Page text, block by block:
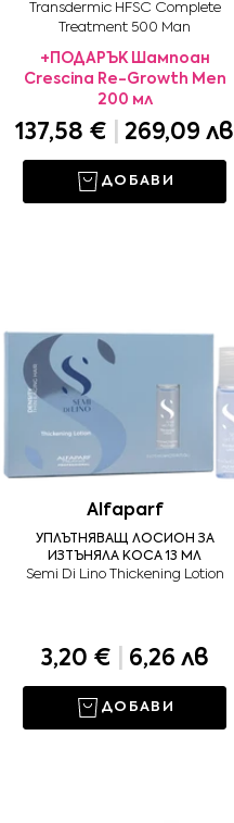
Transdermic HFSC Complete
Treatment 500 Man
+ПОДАРЪК Шампоан
Crescina Re-Growth Men
200 мл
137,58 € 269,09 лв
ДОБАВИ
Alfaparf
УПЛЪТНЯВАЩ ЛОСИОН ЗА
ИЗТЪНЯЛА КОСА 13 МЛ
Semi Di Lino Thickening Lotion
3,20 € 6,26 лв
ДОБАВИ